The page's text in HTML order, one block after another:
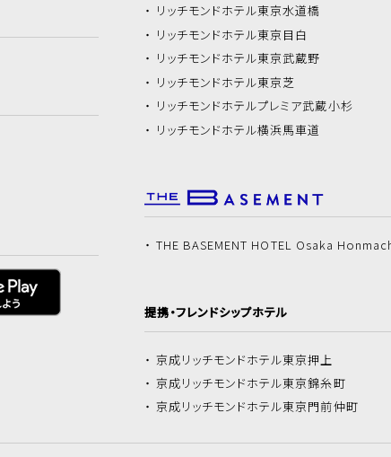
リッチモンドホテル東京水道橋
リッチモンドホテル東京目白
リッチモンドホテル東京武蔵野
リッチモンドホテル東京芝
リッチモンドホテルプレミア武蔵小杉
リッチモンドホテル横浜馬車道
THE BASEMENT HOTEL Osaka
提携・フレンドシップホテル
京成リッチモンドホテル東京押上
京成リッチモンドホテル東京錦糸町
京成リッチモンドホテル東京門前仲町